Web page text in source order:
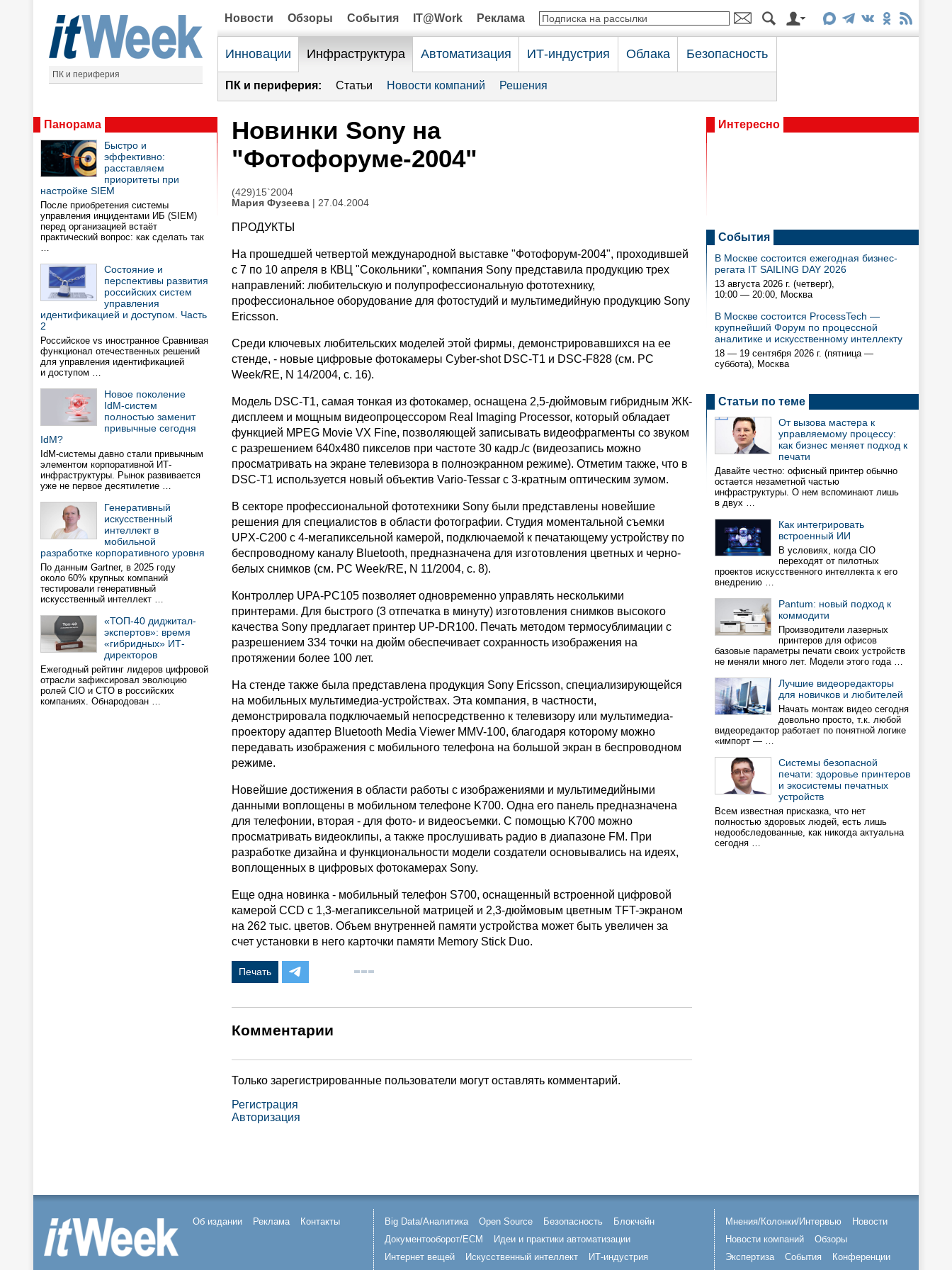
ПК и периферия
Новости Обзоры События IT@Work Реклама
Инновации Инфраструктура Автоматизация ИТ-индустрия Облака Безопасность
ПК и периферия: Статьи Новости компаний Решения
Панорама
Быстро и
эффективно:
расставляем
приоритеты при
настройке SIEM
После приобретения системы
управления инцидентами ИБ (SIEM)
перед организацией встаёт
практический вопрос: как сделать так
…
Состояние и
перспективы развития
российских систем
управления
идентификацией и доступом. Часть
2
Российское vs иностранное Сравнивая
функционал отечественных решений
для управления идентификацией
и доступом …
Новое поколение
IdM-систем
полностью заменит
привычные сегодня
IdM?
IdM-системы давно стали привычным
элементом корпоративной ИТ-
инфраструктуры. Рынок развивается
уже не первое десятилетие …
Генеративный
искусственный
интеллект в
мобильной
разработке корпоративного уровня
По данным Gartner, в 2025 году
около 60% крупных компаний
тестировали генеративный
искусственный интеллект …
«ТОП-40 диджитал-
экспертов»: время
«гибридных» ИТ-
директоров
Ежегодный рейтинг лидеров цифровой
отрасли зафиксировал эволюцию
ролей CIO и CTO в российских
компаниях. Обнародован …
Новинки Sony на
"Фотофоруме-2004"
(429)15`2004
Мария Фузеева | 27.04.2004
ПРОДУКТЫ
На прошедшей четвертой международной выставке "Фотофорум-2004", проходившей
с 7 по 10 апреля в КВЦ "Сокольники", компания Sony представила продукцию трех
направлений: любительскую и полупрофессиональную фототехнику,
профессиональное оборудование для фотостудий и мультимедийную продукцию Sony
Ericsson.
Среди ключевых любительских моделей этой фирмы, демонстрировавшихся на ее
стенде, - новые цифровые фотокамеры Cyber-shot DSC-T1 и DSC-F828 (см. PC
Week/RE, N 14/2004, с. 16).
Модель DSC-T1, самая тонкая из фотокамер, оснащена 2,5-дюймовым гибридным ЖК-
дисплеем и мощным видеопроцессором Real Imaging Processor, который обладает
функцией MPEG Movie VX Fine, позволяющей записывать видеофрагменты со звуком
с разрешением 640х480 пикселов при частоте 30 кадр./с (видеозапись можно
просматривать на экране телевизора в полноэкранном режиме). Отметим также, что в
DSC-T1 используется новый объектив Vario-Tessar с 3-кратным оптическим зумом.
В секторе профессиональной фототехники Sony были представлены новейшие
решения для специалистов в области фотографии. Студия моментальной съемки
UPX-C200 с 4-мегапиксельной камерой, подключаемой к печатающему устройству по
беспроводному каналу Bluetooth, предназначена для изготовления цветных и черно-
белых снимков (см. PC Week/RE, N 11/2004, с. 8).
Контроллер UPA-PC105 позволяет одновременно управлять несколькими
принтерами. Для быстрого (3 отпечатка в минуту) изготовления снимков высокого
качества Sony предлагает принтер UP-DR100. Печать методом термосублимации с
разрешением 334 точки на дюйм обеспечивает сохранность изображения на
протяжении более 100 лет.
На стенде также была представлена продукция Sony Ericsson, специализирующейся
на мобильных мультимедиа-устройствах. Эта компания, в частности,
демонстрировала подключаемый непосредственно к телевизору или мультимедиа-
проектору адаптер Bluetooth Media Viewer MMV-100, благодаря которому можно
передавать изображения с мобильного телефона на большой экран в беспроводном
режиме.
Новейшие достижения в области работы с изображениями и мультимедийными
данными воплощены в мобильном телефоне K700. Одна его панель предназначена
для телефонии, вторая - для фото- и видеосъемки. С помощью K700 можно
просматривать видеоклипы, а также прослушивать радио в диапазоне FM. При
разработке дизайна и функциональности модели создатели основывались на идеях,
воплощенных в цифровых фотокамерах Sony.
Еще одна новинка - мобильный телефон S700, оснащенный встроенной цифровой
камерой CCD с 1,3-мегапиксельной матрицей и 2,3-дюймовым цветным TFT-экраном
на 262 тыс. цветов. Объем внутренней памяти устройства может быть увеличен за
счет установки в него карточки памяти Memory Stick Duo.
Печать
Комментарии
Только зарегистрированные пользователи могут оставлять комментарий.
Регистрация
Авторизация
Интересно
События
В Москве состоится ежегодная бизнес-
регата IT SAILING DAY 2026
13 августа 2026 г. (четверг),
10:00 — 20:00, Москва
В Москве состоится ProcessTech —
крупнейший Форум по процессной
аналитике и искусственному интеллекту
18 — 19 сентября 2026 г. (пятница —
суббота), Москва
Статьи по теме
От вызова мастера к
управляемому процессу:
как бизнес меняет подход к
печати
Давайте честно: офисный принтер обычно
остается незаметной частью
инфраструктуры. О нем вспоминают лишь
в двух …
Как интегрировать
встроенный ИИ
В условиях, когда CIO
переходят от пилотных
проектов искусственного интеллекта к его
внедрению …
Pantum: новый подход к
коммодити
Производители лазерных
принтеров для офисов
базовые параметры печати своих устройств
не меняли много лет. Модели этого года …
Лучшие видеоредакторы
для новичков и любителей
Начать монтаж видео сегодня
довольно просто, т.к. любой
видеоредактор работает по понятной логике
«импорт — …
Системы безопасной
печати: здоровье принтеров
и экосистемы печатных
устройств
Всем известная присказка, что нет
полностью здоровых людей, есть лишь
недообследованные, как никогда актуальна
сегодня …
Об издании Реклама Контакты Big Data/Аналитика Open Source Безопасность
Блокчейн
Документооборот/ECM
Идеи и практики автоматизации
Интернет вещей
Искусственный интеллект
ИТ-индустрия
Мнения/Колонки/Интервью
Новости
Новости компаний
Обзоры
Экспертиза
События
Конференции